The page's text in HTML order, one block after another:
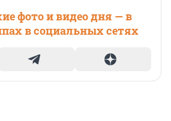
фото и видео дня — в
в социальных сетях